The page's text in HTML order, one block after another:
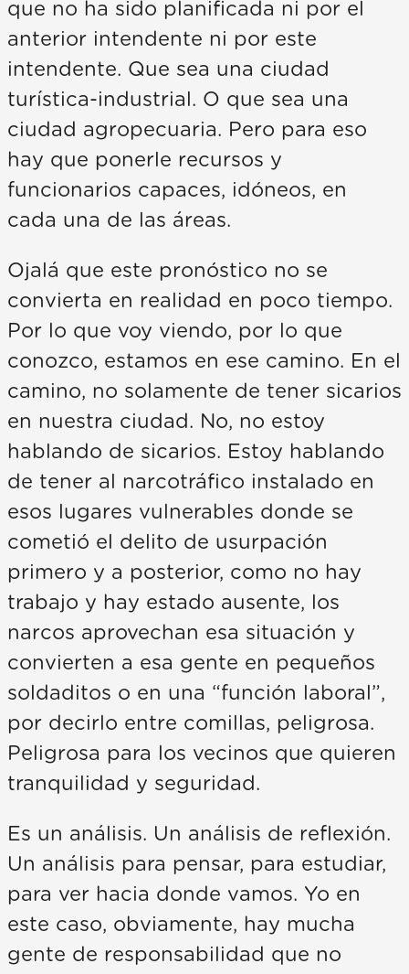
que no ha sido planificada ni por el
anterior intendente ni por este
intendente. Que sea una ciudad
turística-industrial. O que sea una
ciudad agropecuaria. Pero para eso
hay que ponerle recursos y
funcionarios capaces, idóneos, en
cada una de las áreas.
Ojalá que este pronóstico no se
convierta en realidad en poco tiempo.
Por lo que voy viendo, por lo que
conozco, estamos en ese camino. En el
camino, no solamente de tener sicarios
en nuestra ciudad. No, no estoy
hablando de sicarios. Estoy hablando
de tener al narcotráfico instalado en
esos lugares vulnerables donde se
cometió el delito de usurpación
primero y a posterior, como no hay
trabajo y hay estado ausente, los
narcos aprovechan esa situación y
convierten a esa gente en pequeños
soldaditos o en una “función laboral”,
por decirlo entre comillas, peligrosa.
Peligrosa para los vecinos que quieren
tranquilidad y seguridad.
Es un análisis. Un análisis de reflexión.
Un análisis para pensar, para estudiar,
para ver hacia donde vamos. Yo en
este caso, obviamente, hay mucha
gente de responsabilidad que no